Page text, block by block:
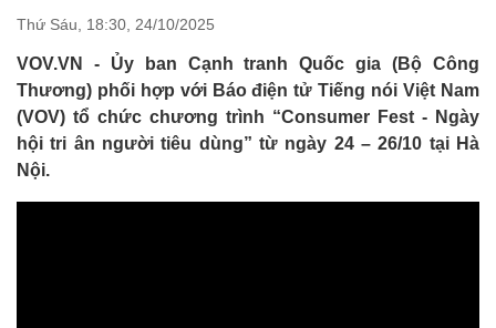
Nhận diện sự thật
Việc làm
Biển đảo
Thứ Sáu, 18:30, 24/10/2025
VOV.VN - Ủy ban Cạnh tranh Quốc gia (Bộ Công
Thương) phối hợp với Báo điện tử Tiếng nói Việt Nam
(VOV) tổ chức chương trình “Consumer Fest - Ngày
hội tri ân người tiêu dùng” từ ngày 24 – 26/10 tại Hà
Nội.